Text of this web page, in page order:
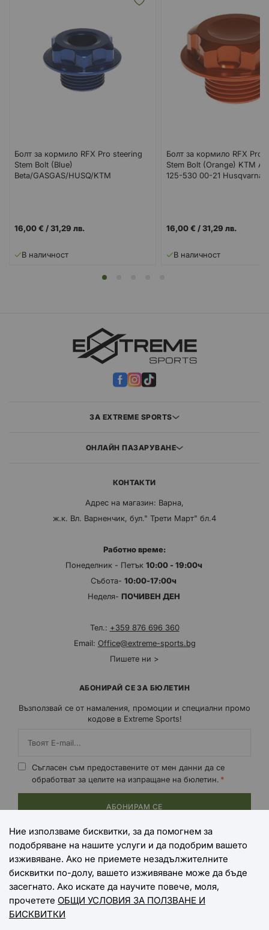
Болт за кормило RFX Pro steering
Stem Bolt (Blue)
Beta/GASGAS/HUSQ/KTM
16,00 € /31,29 лв.
В наличност
Болт за кормило RFX Pro
Stem Bolt (Orange) KTM
125-530 00-21 Husqvarna/
16,00 € /31,29 лв.
В наличност
ЗА EXTREME SPORTS
ОНЛАЙН ПАЗАРУВАНЕ
КОНТАКТИ
Адрес на магазин: Варна,
ж.к. Вл. Варненчик, бул." Трети Март" бл.4
Работно време:
Понеделник - Петък 10:00 - 19:00ч
Събота- 10:00-17:00ч
Неделя- ПОЧИВЕН ДЕН
Тел.: +359 876 696 360
Email: Office@extreme-sports.bg
Пишете ни >
АБОНИРАЙ СЕ ЗА БЮЛЕТИН
Възползвай се от намаления, промоции и специални промо
кодове в Extreme Sports!
Съгласен съм предоставените от мен данни да се
обработват за целите на изпращане на бюлетин.
АБОНИРАМ СЕ
НАЧИНИ НА ПЛАЩАНЕ
НАЧИНИ НА ДОСТАВКА
Ние използваме бисквитки, за да помогнем за
подобряване на нашите услуги и да подобрим вашето
изживяване. Ако не приемете незадължителните
бисквитки по-долу, вашето изживяване може да бъде
засегнато. Ако искате да научите повече, моля,
прочетете ОБЩИ УСЛОВИЯ ЗА ПОЛЗВАНЕ И
БИСКВИТКИ